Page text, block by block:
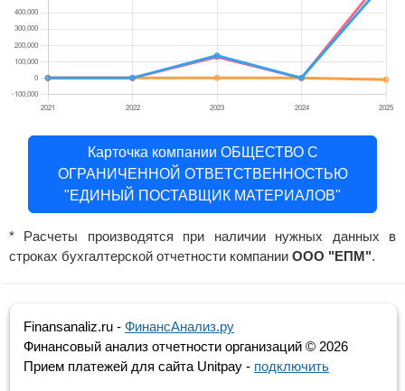
Карточка компании ОБЩЕСТВО С
ОГРАНИЧЕННОЙ ОТВЕТСТВЕННОСТЬЮ
"ЕДИНЫЙ ПОСТАВЩИК МАТЕРИАЛОВ"
* Расчеты производятся при наличии нужных данных в
строках бухгалтерской отчетности компании ООО "ЕПМ".
Finansanaliz.ru - ФинанcАнализ.ру
Финансовый анализ отчетности организаций © 2026
Прием платежей для сайта Unitpay - подключить